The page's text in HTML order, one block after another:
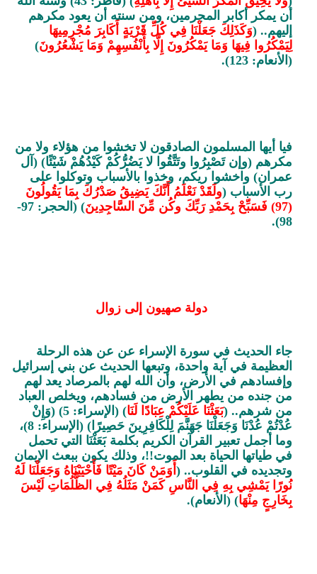
أن يمكر أكابر المجرمين، ومن سنته أن يعود مكرهم
إليهم.. (وَكَذَلِكَ جَعَلْنَا فِي كُلِّ قَرْيَةٍ أَكَابِرَ مُجْرِمِيهَا
لِيَمْكُرُوا فِيهَا وَمَا يَمْكُرُونَ إِلَّا بِأَنْفُسِهِمْ وَمَا يَشْعُرُونَ)
(الأنعام: 123).
فيا أيها المسلمون الصادقون لا تخشوا من هؤلاء ولا من
مكرهم (وإن تَصْبِرُوا وتَتَّقُوا لا يَضُرُّكُمْ كَيْدُهُمْ شَيْئًا) (آل
عمران) واخشوا ريكم، وخذوا بالأسباب وتوكلوا على
رب الأسباب (ولَقَدْ نَعْلَمُ أَنَّكَ يَضِيقُ صَدْرُكَ بِمَا يَقُولُونَ
(97) فَسَبِّحْ بِحَمْدِ رَبِّكَ وكُن مِّنَ السَّاجِدِينَ
) (الحجر: 97-
98).
دولة صهيون إلى زوال
جاء الحديث في سورة الإسراء عن عن هذه الرحلة
العظيمة في آية واحدة، وتبعها الحديث عن بني إسرائيل
وإفسادهم في الأرض، وأن الله لهم بالمرصاد يعد لهم
من جنده من يطهر الأرض من فسادهم، ويخلص العباد
من شرهم.. (بَعَثْنَا عَلَيْكُمْ عِبَادًا لَنَا
) (الإسراء: 5) (وَإِنْ
عُدْتُمْ عُدْنَا وَجَعَلْنَا جَهَنَّمَ لِلْكَافِرِينَ حَصِيرًا) (الإسراء: 8)،
وما أجمل تعبير القرآن الكريم بكلمة بَعَثْنَا التي تحمل
في طياتها الحياة بعد الموت!!، وذلك يكون ببعث الإيمان
وتجديده في القلوب.. ( أَوَمَنْ كَانَ مَيْتًا فَأَحْيَيْنَاهُ وَجَعَلْنَا لَهُ
نُورًا يَمْشِي بِهِ فِي النَّاسِ كَمَنْ مَثَلُهُ فِي الظُّلُمَاتِ لَيْسَ
بِخَارِجٍ مِنْهَا) (الأنعام).